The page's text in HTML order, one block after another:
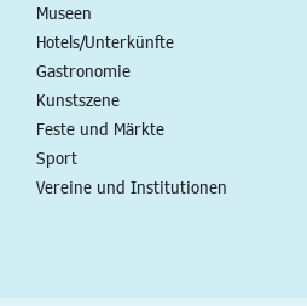
Museen
Hotels/Unterkünfte
Gastronomie
Kunstszene
Feste und Märkte
Sport
Vereine und Institutionen